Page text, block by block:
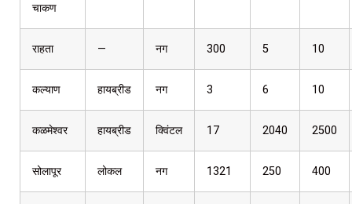
चाकण
राहता — नग 300 5 10
कल्याण हायब्रीड नग 3 6 10
कळमेश्वर हायब्रीड क्विंटल 17 2040 2500
सोलापूर लोकल नग 1321 250 400